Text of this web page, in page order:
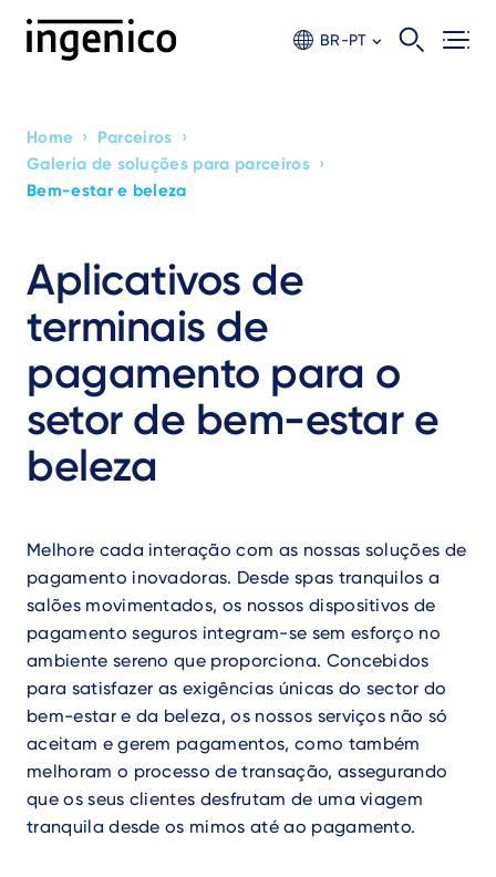
BR-PT
Aplicativos de
terminais de
pagamento para o
setor de bem-estar e
beleza
Melhore cada interação com as nossas soluções de
pagamento inovadoras. Desde spas tranquilos a
salões movimentados, os nossos dispositivos de
pagamento seguros integram-se sem esforço no
ambiente sereno que proporciona. Concebidos
para satisfazer as exigências únicas do sector do
bem-estar e da beleza, os nossos serviços não só
aceitam e gerem pagamentos, como também
melhoram o processo de transação, assegurando
que os seus clientes desfrutam de uma viagem
tranquila desde os mimos até ao pagamento.
Breadcrumb
Home › Parceiros ›
Galeria de soluções para parceiros ›
Bem-estar e beleza